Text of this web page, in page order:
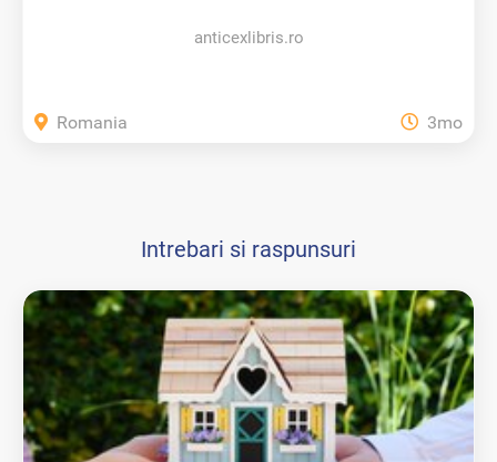
anticexlibris.ro
Romania 3mo
Intrebari si raspunsuri